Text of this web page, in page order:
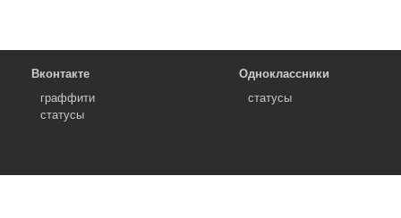
Вконтакте
граффити
статусы
Одноклассники
статусы